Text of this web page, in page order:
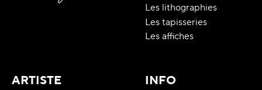
Les lithographies
Les tapisseries
Les affiches
ARTISTE INFO